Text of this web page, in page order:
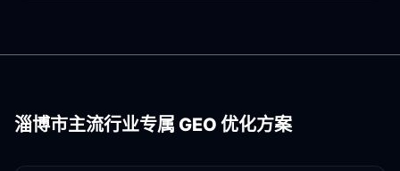
淄博市主流行业专属 GEO 优化方案